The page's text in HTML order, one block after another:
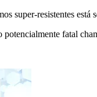
super-resistentes
fatal